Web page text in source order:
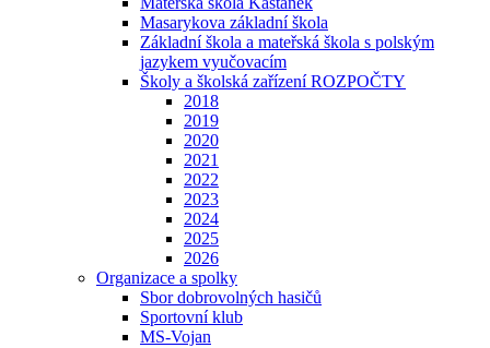
Masarykova základní škola
Základní škola a mateřská škola s polským
jazykem vyučovacím
Školy a školská zařízení ROZPOČTY
2018
2019
2020
2021
2022
2023
2024
2025
2026
Organizace a spolky
Sbor dobrovolných hasičů
Sportovní klub
MS-Vojan